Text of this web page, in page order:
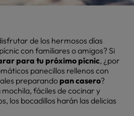
de los hermosos días
con familiares o amigos? Si
para tu próximo pícnic, ¿por
panecillos rellenos con
preparando pan casero?
fáciles de cocinar y
los bocadillos harán las delicias